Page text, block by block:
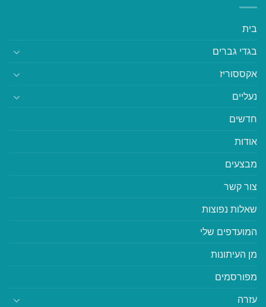
בית
בגדי גברים
אקססוריז
נעליים
חדשים
אודות
מבצעים
צור קשר
שאלות נפוצות
המועדפים שלי
מן העיתונות
מפורסמים
עזרה